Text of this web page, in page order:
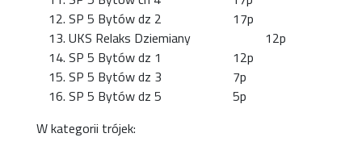
SP 5 Bytów dz 2 17p
UKS Relaks Dziemiany 12p
SP 5 Bytów dz 1 12p
SP 5 Bytów dz 3 7p
SP 5 Bytów dz 5 5p
W kategorii trójek: